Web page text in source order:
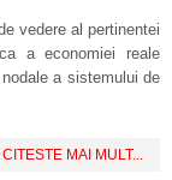
vedere al pertinentei
a economiei reale
a sistemului de
CITESTE MAI MULT...